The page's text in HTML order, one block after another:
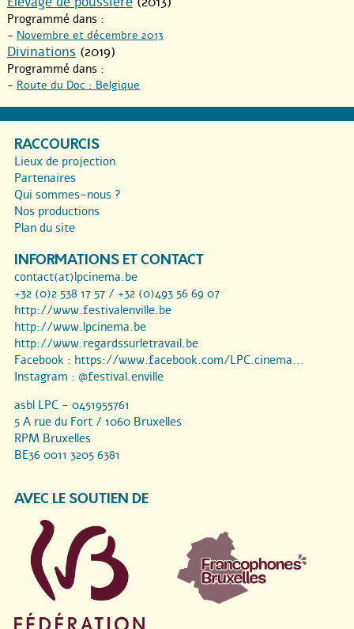
Programmé dans :
- Novembre et décembre 2013
Divinations (2019)
Programmé dans :
- Route du Doc : Belgique
RACCOURCIS
Lieux de projection
Partenaires
Qui sommes-nous ?
Nos productions
Plan du site
INFORMATIONS ET CONTACT
contact(at)lpcinema.be
+32 (0)2 538 17 57 / +32 (0)493 56 69 07
http://www.festivalenville.be
http://www.lpcinema.be
http://www.regardssurletravail.be
Facebook : https://www.facebook.com/LPC.cinema...
Instagram : @festival.enville
asbl LPC - 0451955761
5 A rue du Fort / 1060 Bruxelles
RPM Bruxelles
BE36 0011 3205 6381
AVEC LE SOUTIEN DE